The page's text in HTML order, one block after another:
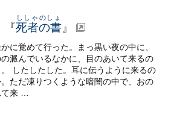
『死者の書
ししゃのしょ
』
に覚めて行った。まっ黒い夜の中に、
澱んでいるなかに、目のあいて来るの
したしたした。耳に伝うように来るの
ただ凍りつくような暗闇の中で、おの
来 …